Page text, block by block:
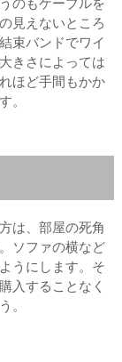
のもケーブルを
見えないところ
束バンドでワイ
きさによっては
ほど手間もかか
。
は、部屋の死角
ソファの横など
うにします。そ
入することなく
。